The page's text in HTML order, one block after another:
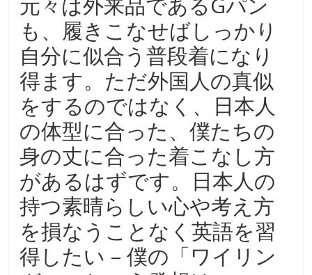
も、履きこなせばしっかり
自分に似合う普段着になり
得ます。ただ外国人の真似
をするのではなく、日本人
の体型に合った、僕たちの
身の丈に合った着こなし方
があるはずです。日本人の
持つ素晴らしい心や考え方
を損なうことなく英語を習
得したい – 僕の「ワイリン